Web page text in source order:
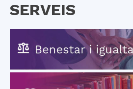
SERVEIS